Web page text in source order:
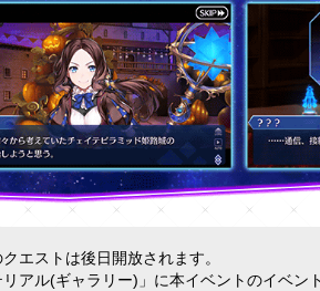
エストは後日開放されます。
アル(ギャラリー)」に本イベントのイベン